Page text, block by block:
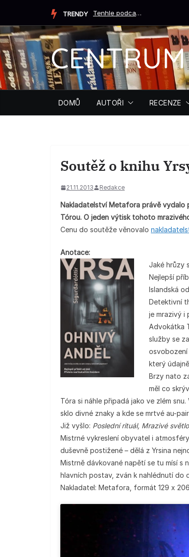
obsah
TRENDY Tenhle podcast ti může zachránit život (Tiffany Crumová...
DOMŮ AUTOŘI RECENZE
Soutěž o knihu
21.11.2013 Redakce
Nakladatelství Metafora právě vydalo
Tórou. O jeden výtisk tohoto
Cenu do soutěže věnovalo
Anotace:
Jaké hrůzy
Nejlepší
Islandská
Detektivní
je mrazivý i
Advokátka
služby se
osvobození
který
Brzy nato
měl co
Tóra si náhle připadá jako ve zlém
sklo divné znaky a kde se mrtvé au-
Již vyšlo: Poslední rituál, Mrazivé
Mistrné vykreslení obyvatel i
duševně postižené – dělá z Yrsina
Mistrně dávkované napětí se tu mísí s
hlavních postav, zván k nahlédnutí do
Nakladatel: Metafora, formát 129 x